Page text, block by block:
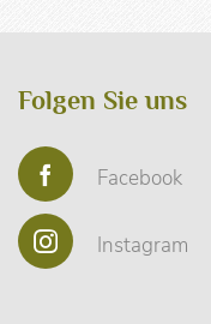
Folgen Sie uns
Facebook
Instagram